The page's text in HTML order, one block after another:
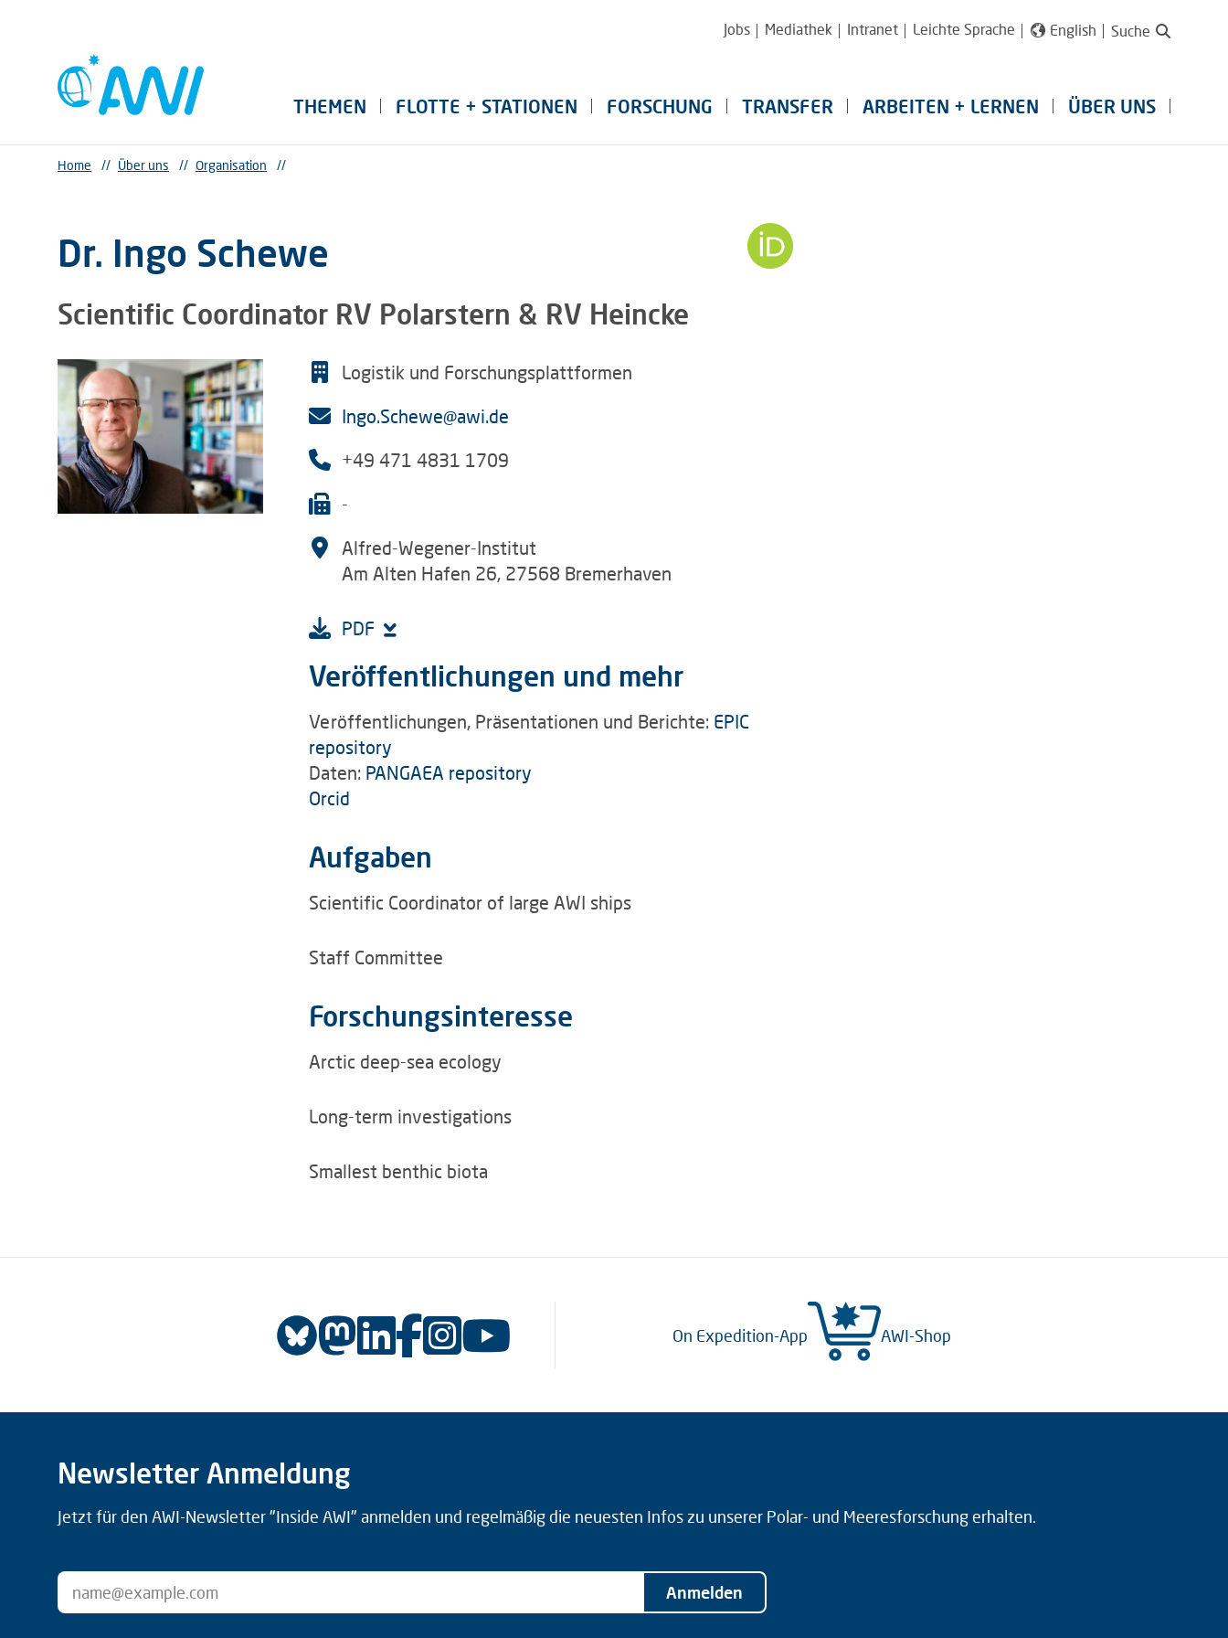
Jobs Mediathek Intranet Leichte Sprache English Suche
THEMEN FLOTTE + STATIONEN FORSCHUNG TRANSFER ARBEITEN + LERNEN ÜBER UNS
Home // Über uns // Organisation //
Dr. Ingo Schewe
Scientific Coordinator RV Polarstern & RV Heincke
Logistik und Forschungsplattformen
Ingo.Schewe@awi.de
+49 471 4831 1709
-
Alfred-Wegener-Institut
Am Alten Hafen 26, 27568 Bremerhaven
PDF
Veröffentlichungen und mehr
Veröffentlichungen, Präsentationen und Berichte: EPIC
repository
Daten: PANGAEA repository
Orcid
Aufgaben
Scientific Coordinator of large AWI ships
Staff Committee
Forschungsinteresse
Arctic deep-sea ecology
Long-term investigations
Smallest benthic biota
On Expedition-App AWI-Shop
Newsletter Anmeldung
Jetzt für den AWI-Newsletter "Inside AWI" anmelden und regelmäßig die neuesten Infos zu unserer Polar- und Meeresforschung erhalten.
Anmelden